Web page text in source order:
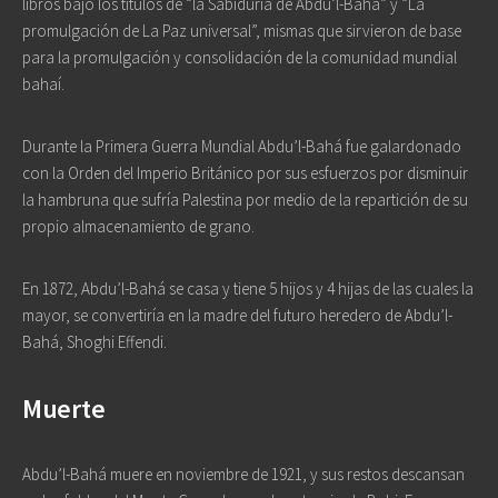
promulgación de La Paz universal”, mismas que sirvieron de base
para la promulgación y consolidación de la comunidad mundial
bahaí.
Durante la Primera Guerra Mundial Abdu’l-Bahá fue galardonado
con la Orden del Imperio Británico por sus esfuerzos por disminuir
la hambruna que sufría Palestina por medio de la repartición de su
propio almacenamiento de grano.
En 1872, Abdu’l-Bahá se casa y tiene 5 hijos y 4 hijas de las cuales la
mayor, se convertiría en la madre del futuro heredero de Abdu’l-
Bahá, Shoghi Effendi.
Muerte
Abdu’l-Bahá muere en noviembre de 1921, y sus restos descansan